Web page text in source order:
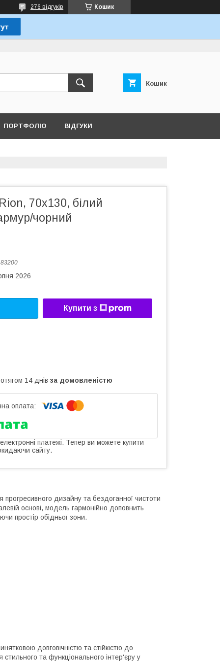
Кошик
276 відгуків
Кошик
ПОРТФОЛІО ВІДГУКИ
70x130, білий
чорний
83200
2026
Купити з
14 днів за домовленістю
платежі. Тепер ви можете купити
сайту.
прогресивного дизайну та бездоганної чистоти
основі, модель гармонійно доповнить
простір обідньої зони.
довговічністю та стійкістю до
та функціонального інтер'єру у